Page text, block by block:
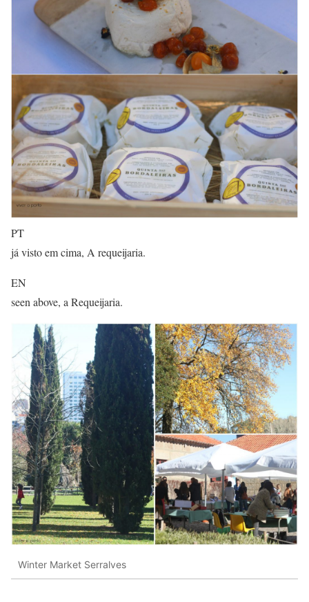
PT
já visto em cima, A requeijaria.
EN
seen above, a Requeijaria.
Winter Market Serralves